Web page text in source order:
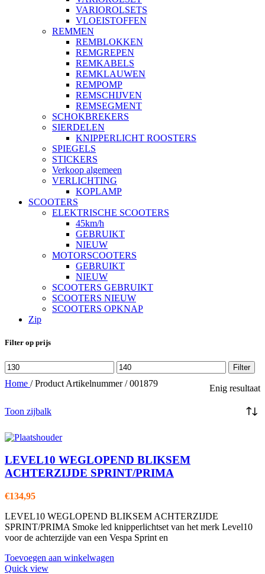
VARIOROLSETS
VLOEISTOFFEN
REMMEN
REMBLOKKEN
REMGREPEN
REMKABELS
REMKLAUWEN
REMPOMP
REMSCHIJVEN
REMSEGMENT
SCHOKBREKERS
SIERDELEN
KNIPPERLICHT ROOSTERS
SPIEGELS
STICKERS
Verkoop algemeen
VERLICHTING
KOPLAMP
SCOOTERS
ELEKTRISCHE SCOOTERS
45km/h
GEBRUIKT
NIEUW
MOTORSCOOTERS
GEBRUIKT
NIEUW
SCOOTERS GEBRUIKT
SCOOTERS NIEUW
SCOOTERS OPKNAP
Zip
Filter op prijs
Min.
prijs
Max.
prijs
Filter
Home / Product Artikelnummer/ 001879 Enig resultaat
Toon zijbalk
LEVEL10 WEGLOPEND BLIKSEM
ACHTERZIJDE SPRINT/PRIMA
€134,95
LEVEL10 WEGLOPEND BLIKSEM ACHTERZIJDE
SPRINT/PRIMA Smoke led knipperlichtset van het merk Level10
voor de achterzijde van een Vespa Sprint en
Toevoegen aan winkelwagen
Quick view